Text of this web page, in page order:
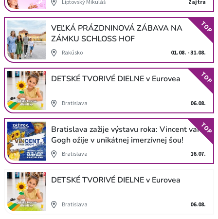
Liptovský Mikuláš Zajtra
VEĽKÁ PRÁZDNINOVÁ ZÁBAVA NA
ZÁMKU SCHLOSS HOF
Rakúsko 01.08. - 31.08.
TOP
DETSKÉ TVORIVÉ DIELNE v Eurovea
Bratislava 06.08.
TOP
Bratislava zažije výstavu roka: Vincent van
Gogh ožije v unikátnej imerzívnej šou!
Bratislava 16.07.
TOP
DETSKÉ TVORIVÉ DIELNE v Eurovea
Bratislava 06.08.